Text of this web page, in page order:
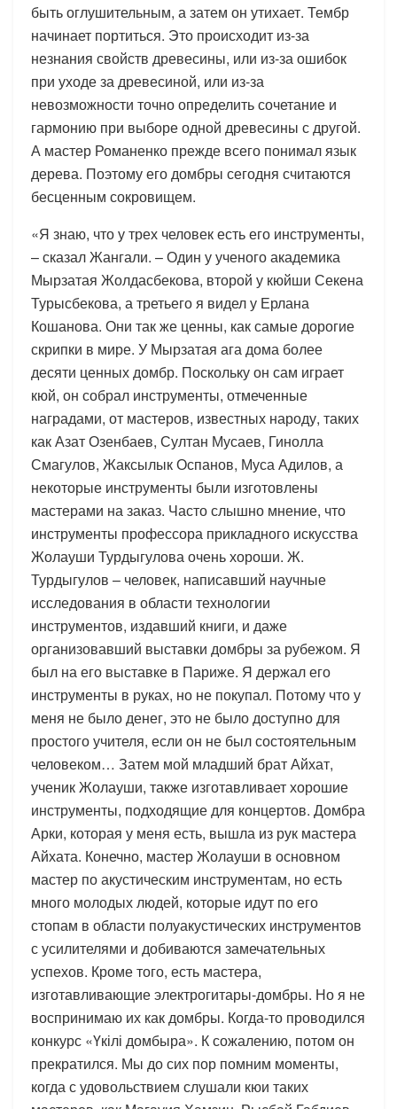
быть оглушительным, а затем он утихает. Тембр
начинает портиться. Это происходит из-за
незнания свойств древесины, или из-за ошибок
при уходе за древесиной, или из-за
невозможности точно определить сочетание и
гармонию при выборе одной древесины с другой.
А мастер Романенко прежде всего понимал язык
дерева. Поэтому его домбры сегодня считаются
бесценным сокровищем.
«Я знаю, что у трех человек есть его инструменты,
– сказал Жангали. – Один у ученого академика
Мырзатая Жолдасбекова, второй у кюйши Секена
Турысбекова, а третьего я видел у Ерлана
Кошанова. Они так же ценны, как самые дорогие
скрипки в мире. У Мырзатая ага дома более
десяти ценных домбр. Поскольку он сам играет
кюй, он собрал инструменты, отмеченные
наградами, от мастеров, известных народу, таких
как Азат Озенбаев, Султан Мусаев, Гинолла
Смагулов, Жаксылык Оспанов, Муса Адилов, а
некоторые инструменты были изготовлены
мастерами на заказ. Часто слышно мнение, что
инструменты профессора прикладного искусства
Жолауши Турдыгулова очень хороши. Ж.
Турдыгулов – человек, написавший научные
исследования в области технологии
инструментов, издавший книги, и даже
организовавший выставки домбры за рубежом. Я
был на его выставке в Париже. Я держал его
инструменты в руках, но не покупал. Потому что у
меня не было денег, это не было доступно для
простого учителя, если он не был состоятельным
человеком… Затем мой младший брат Айхат,
ученик Жолауши, также изготавливает хорошие
инструменты, подходящие для концертов. Домбра
Арки, которая у меня есть, вышла из рук мастера
Айхата. Конечно, мастер Жолауши в основном
мастер по акустическим инструментам, но есть
много молодых людей, которые идут по его
стопам в области полуакустических инструментов
с усилителями и добиваются замечательных
успехов. Кроме того, есть мастера,
изготавливающие электрогитары-домбры. Но я не
воспринимаю их как домбры. Когда-то проводился
конкурс «Үкілі домбыра». К сожалению, потом он
прекратился. Мы до сих пор помним моменты,
когда с удовольствием слушали кюи таких